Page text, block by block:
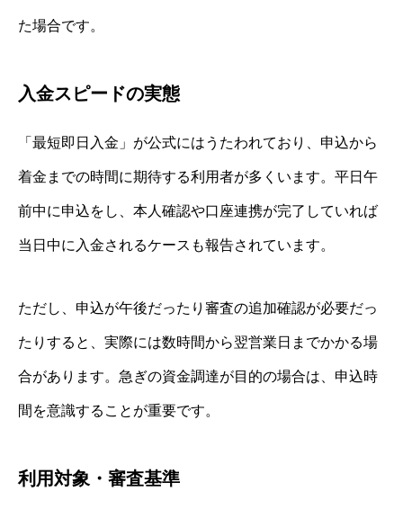
た場合です。
入金スピードの実態
「最短即日入金」が公式にはうたわれており、申込から
着金までの時間に期待する利用者が多くいます。平日午
前中に申込をし、本人確認や口座連携が完了していれば
当日中に入金されるケースも報告されています。
ただし、申込が午後だったり審査の追加確認が必要だっ
たりすると、実際には数時間から翌営業日までかかる場
合があります。急ぎの資金調達が目的の場合は、申込時
間を意識することが重要です。
利用対象・審査基準